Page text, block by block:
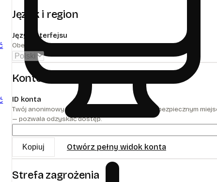
Język i region
Język interfejsu
Obecnie tylko polski.
Konto
ID konta
Twój anonimowy identyfikator. Zachowaj go w bezpiecznym
— pozwala odzyskać dostęp.
Kopiuj Otwórz pełny widok konta
Strefa zagrożenia